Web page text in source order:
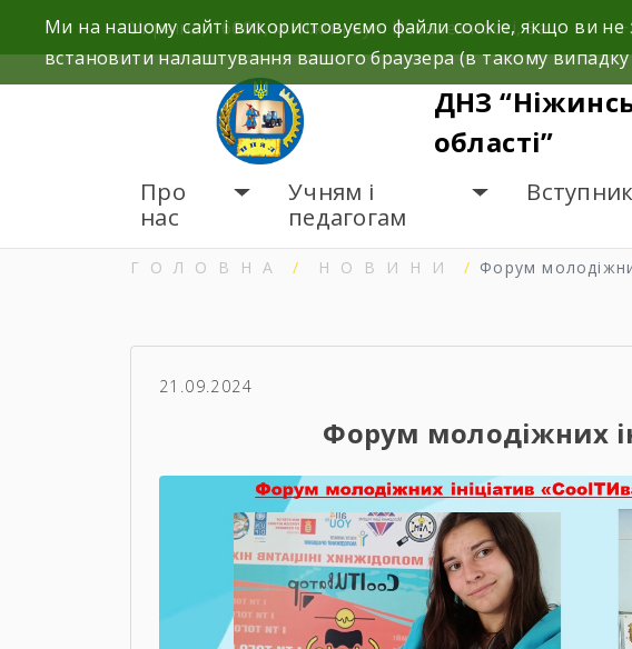
Україна, 16600, м.Ніжин вул. Незалежності, 5а.
ДНЗ
області”
Про
нас
Учням і
педагогам
ГОЛОВНА НОВИНИ Форум
21.09.2024
Форум молодіжних
Ми на нашому сайті використовуємо файли cookie, якщо ви
встановити налаштування вашого браузера (в такому